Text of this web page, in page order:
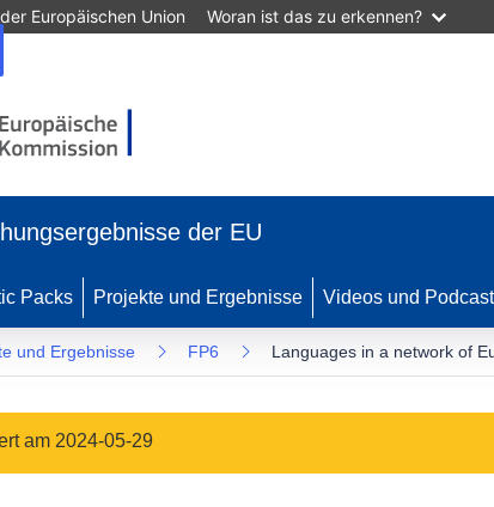
Europäischen Union Woran ist das zu erkennen?
der EU
Packs Projekte und Ergebnisse Videos und
und Ergebnisse FP6 Languages in a network of
am 2024-05-29